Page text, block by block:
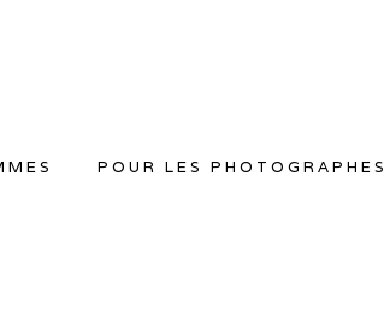
POUR LES PHOTOGRAPHES